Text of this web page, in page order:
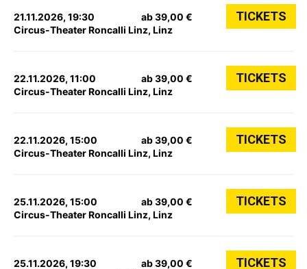
21.11.2026, 19:30
Circus-Theater Roncalli Linz, Linz
ab 39,00 € TICKETS
22.11.2026, 11:00
Circus-Theater Roncalli Linz, Linz
ab 39,00 € TICKETS
22.11.2026, 15:00
Circus-Theater Roncalli Linz, Linz
ab 39,00 € TICKETS
25.11.2026, 15:00
Circus-Theater Roncalli Linz, Linz
ab 39,00 € TICKETS
25.11.2026, 19:30
ab 39,00 € TICKETS